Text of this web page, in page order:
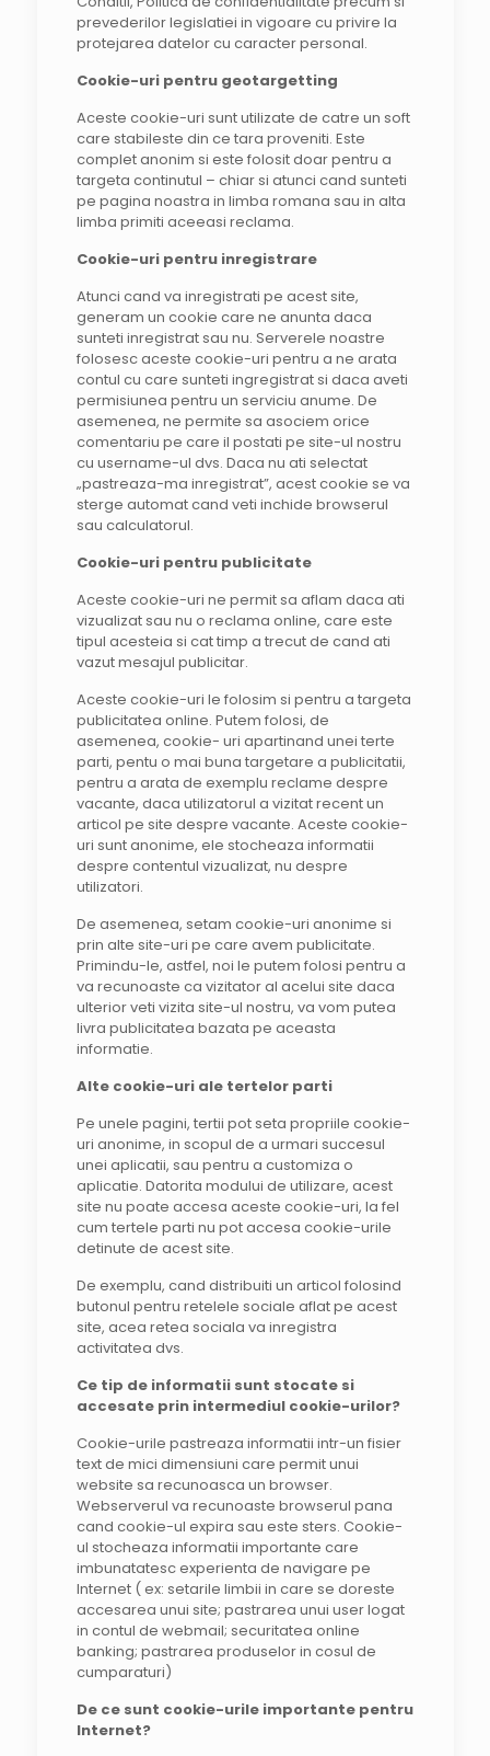
prevederilor legislatiei in vigoare cu privire la
protejarea datelor cu caracter personal.
Cookie-uri pentru geotargetting
Aceste cookie-uri sunt utilizate de catre un soft
care stabileste din ce tara proveniti. Este
complet anonim si este folosit doar pentru a
targeta continutul – chiar si atunci cand sunteti
pe pagina noastra in limba romana sau in alta
limba primiti aceeasi reclama.
Cookie-uri pentru inregistrare
Atunci cand va inregistrati pe acest site,
generam un cookie care ne anunta daca
sunteti inregistrat sau nu. Serverele noastre
folosesc aceste cookie-uri pentru a ne arata
contul cu care sunteti ingregistrat si daca aveti
permisiunea pentru un serviciu anume. De
asemenea, ne permite sa asociem orice
comentariu pe care il postati pe site-ul nostru
cu username-ul dvs. Daca nu ati selectat
„pastreaza-ma inregistrat”, acest cookie se va
sterge automat cand veti inchide browserul
sau calculatorul.
Cookie-uri pentru publicitate
Aceste cookie-uri ne permit sa aflam daca ati
vizualizat sau nu o reclama online, care este
tipul acesteia si cat timp a trecut de cand ati
vazut mesajul publicitar.
Aceste cookie-uri le folosim si pentru a targeta
publicitatea online. Putem folosi, de
asemenea, cookie- uri apartinand unei terte
parti, pentu o mai buna targetare a publicitatii,
pentru a arata de exemplu reclame despre
vacante, daca utilizatorul a vizitat recent un
articol pe site despre vacante. Aceste cookie-
uri sunt anonime, ele stocheaza informatii
despre contentul vizualizat, nu despre
utilizatori.
De asemenea, setam cookie-uri anonime si
prin alte site-uri pe care avem publicitate.
Primindu-le, astfel, noi le putem folosi pentru a
va recunoaste ca vizitator al acelui site daca
ulterior veti vizita site-ul nostru, va vom putea
livra publicitatea bazata pe aceasta
informatie.
Alte cookie-uri ale tertelor parti
Pe unele pagini, tertii pot seta propriile cookie-
uri anonime, in scopul de a urmari succesul
unei aplicatii, sau pentru a customiza o
aplicatie. Datorita modului de utilizare, acest
site nu poate accesa aceste cookie-uri, la fel
cum tertele parti nu pot accesa cookie-urile
detinute de acest site.
De exemplu, cand distribuiti un articol folosind
butonul pentru retelele sociale aflat pe acest
site, acea retea sociala va inregistra
activitatea dvs.
Ce tip de informatii sunt stocate si
accesate prin intermediul cookie-urilor?
Cookie-urile pastreaza informatii intr-un fisier
text de mici dimensiuni care permit unui
website sa recunoasca un browser.
Webserverul va recunoaste browserul pana
cand cookie-ul expira sau este sters. Cookie-
ul stocheaza informatii importante care
imbunatatesc experienta de navigare pe
Internet ( ex: setarile limbii in care se doreste
accesarea unui site; pastrarea unui user logat
in contul de webmail; securitatea online
banking; pastrarea produselor in cosul de
cumparaturi)
De ce sunt cookie-urile importante pentru
Internet?